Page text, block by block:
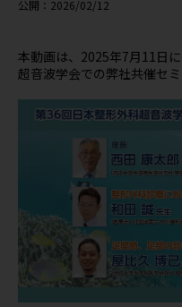
公開：2026/02/12
本動画は、2025年7月11日
超音波学会での弊社共催セ